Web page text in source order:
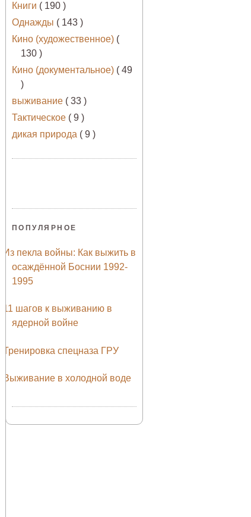
Книги ( 190 )
Однажды ( 143 )
Кино (художественное) (
130 )
Кино (документальное) ( 49
)
выживание ( 33 )
Тактическое ( 9 )
дикая природа ( 9 )
ПОПУЛЯРНОЕ
Из пекла войны: Как выжить в
осаждённой Боснии 1992-
1995
11 шагов к выживанию в
ядерной войне
Тренировка спецназа ГРУ
Выживание в холодной воде